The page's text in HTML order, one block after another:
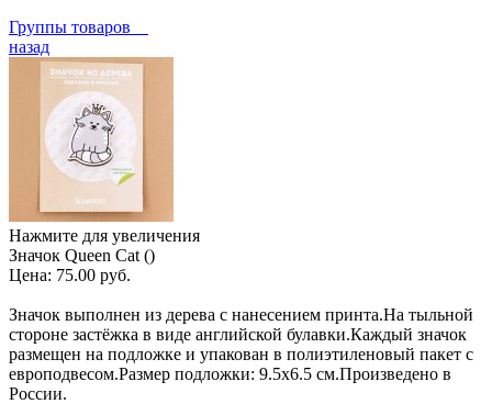
Группы товаров
назад
Нажмите для увеличения
Значок Queen Cat ()
Цена: 75.00 руб.
Значок выполнен из дерева с нанесением принта.На тыльной
стороне застёжка в виде английской булавки.Каждый значок
размещен на подложке и упакован в полиэтиленовый пакет с
европодвесом.Размер подложки: 9.5х6.5 см.Произведено в
России.